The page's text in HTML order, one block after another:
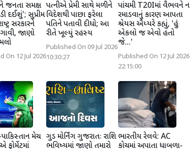
જનતા સમક્ષ
દઈશું'; સુપ્રીમ
સરકારને
જાણો
On 12 Jul 2026
પત્નીએ પ્રેમી સાથે મળીને
વિદેશથી પાછા ફરેલા
પતિને પતાવી દીધો; આ
રીતે ખૂલ્યું રહસ્ય
Published On 09 Jul 2026
10:30:27
પાંચમી T20Iમાં વૈભવને ન
રમાડવાનું કારણ આપતા
શ્રેયસ ઐય્યરે કહ્યું, 'હું
એકલો જ એવો હતો
જે...'
Published On 12 Jul 2026
22:15:00
મેચ
ફોર્મેટમાં
ગુડ મોર્નિંગ ગુજરાતઃ રાશિ
ભવિષ્યમાં જાણો તમારો
ભારતીય રેલવે: AC
કોચમાં અપાતા ધાબળા-